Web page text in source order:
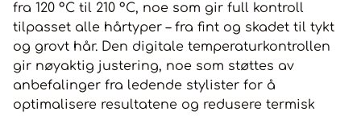
fra 120 °C til 210 °C, noe som gir full kontroll
tilpasset alle hårtyper – fra fint og skadet til tykt
og grovt hår. Den digitale temperaturkontrollen
gir nøyaktig justering, noe som støttes av
anbefalinger fra ledende stylister for å
optimalisere resultatene og redusere termisk